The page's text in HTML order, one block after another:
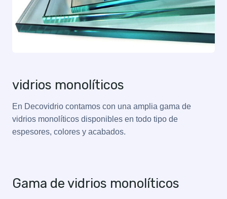
vidrios monolíticos
En Decovidrio contamos con una amplia gama de
vidrios monolíticos disponibles en todo tipo de
espesores, colores y acabados.
Gama de vidrios monolíticos